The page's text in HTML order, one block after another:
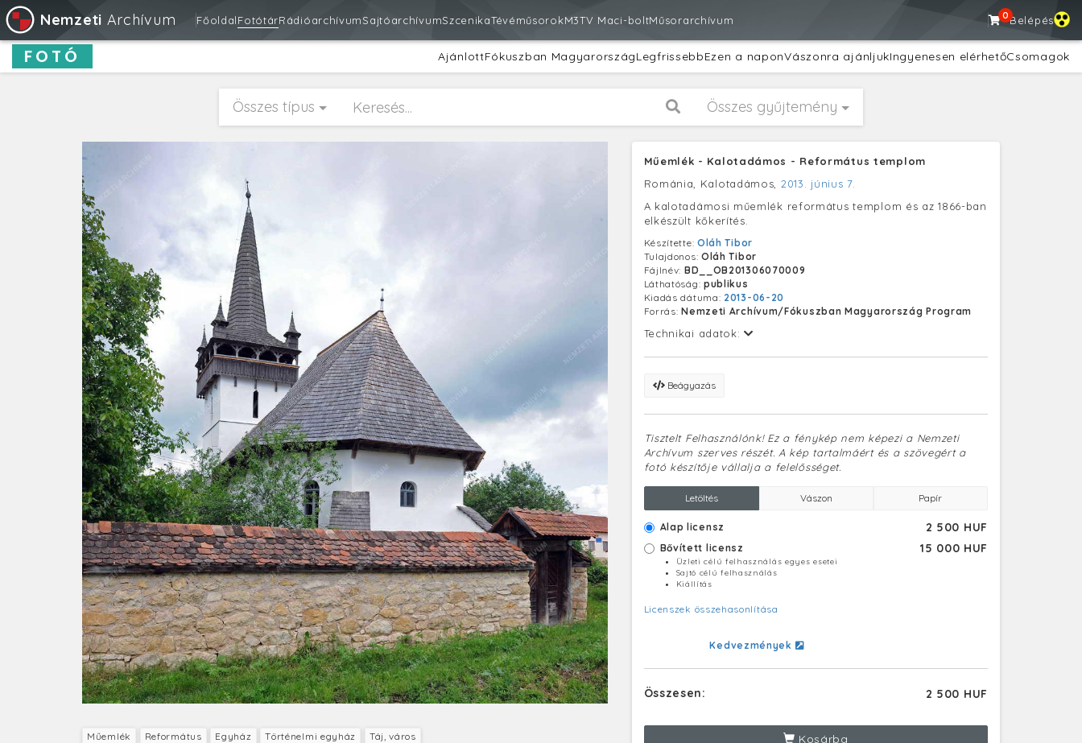
Nemzeti Archívum FőoldalFotótárRádióarchívumSajtóarchívumSzcenikaTévéműsorokM3TV Maci-boltMűsorarchívum 0Belépés
FOTÓ AjánlottFókuszban MagyarországLegfrissebbEzen a naponVászonra ajánljukIngyenesen elérhetőCsomagok
Összes típus Összes gyűjtemény
Műemlék Református Egyház Történelmi egyház Táj, város
Műemlék - Kalotadámos - Református templom
Románia, Kalotadámos, 2013. június 7.
A kalotadámosi műemlék református templom és az 1866-ban
elkészült kőkerítés.
Készítette: Oláh Tibor
Tulajdonos: Oláh Tibor
Fájlnév: BD__OB201306070009
Láthatóság: publikus
Kiadás dátuma: 2013-06-20
Forrás:Nemzeti Archívum/Fókuszban Magyarország Program
Technikai adatok:
Beágyazás
Tisztelt Felhasználónk! Ez a fénykép nem képezi a Nemzeti
Archívum szerves részét. A kép tartalmáért és a szövegért a
fotó készítője vállalja a felelősséget.
Letöltés Vászon Papír
Alap licensz 2 500 HUF
Bővített licensz 15 000 HUF
Üzleti célú felhasználás egyes esetei
Sajtó célú felhasználás
Kiállítás
Licenszek összehasonlítása
Kedvezmények
Összesen: 2 500 HUF
Kosárba